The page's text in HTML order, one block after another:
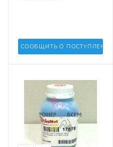
СООБЩИТЬ О ПОСТУПЛЕНИИ